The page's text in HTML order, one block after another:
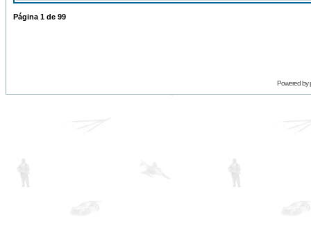
Página 1 de 99
Powered by